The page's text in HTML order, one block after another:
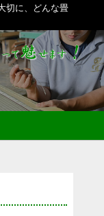
切に、どんな畳